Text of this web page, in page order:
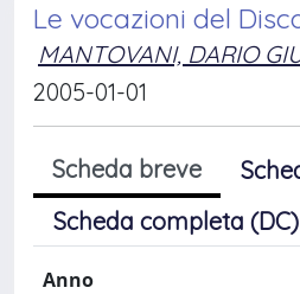
Le vocazioni del
MANTOVANI, DARIO
2005-01-01
Scheda breve
Scheda completa (DC)
Anno